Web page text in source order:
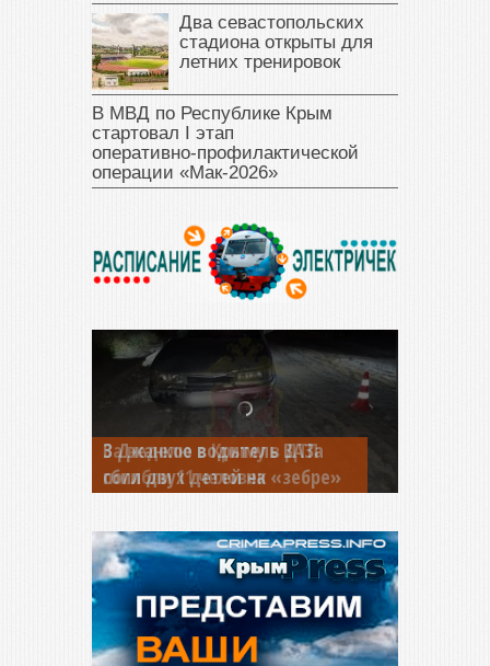
Два севастопольских
стадиона открыты для
летних тренировок
В МВД по Республике Крым
стартовал I этап
оперативно‑профилактической
операции «Мак‑2026»
В Джанкое водитель ВАЗа
сбил двух детей на «зебре»